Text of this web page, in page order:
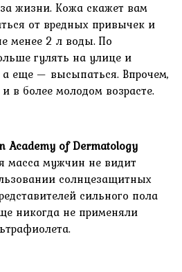
жизни. Кожа скажет вам
от вредных привычек и
менее 2 л воды. По
гулять на улице и
еще — высыпаться. Впрочем,
в более молодом возрасте.
Academy of Dermatology
масса мужчин не видит
солнцезащитных
сильного пола
никогда не применяли